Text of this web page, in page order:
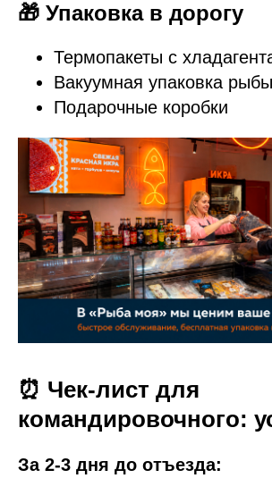
🎁 Упаковка в дорогу
Термопакеты с
Вакуумная упаковка рыбы
Подарочные коробки
⏰ Чек-лист для
командировочного:
За 2-3 дня до отъезда: